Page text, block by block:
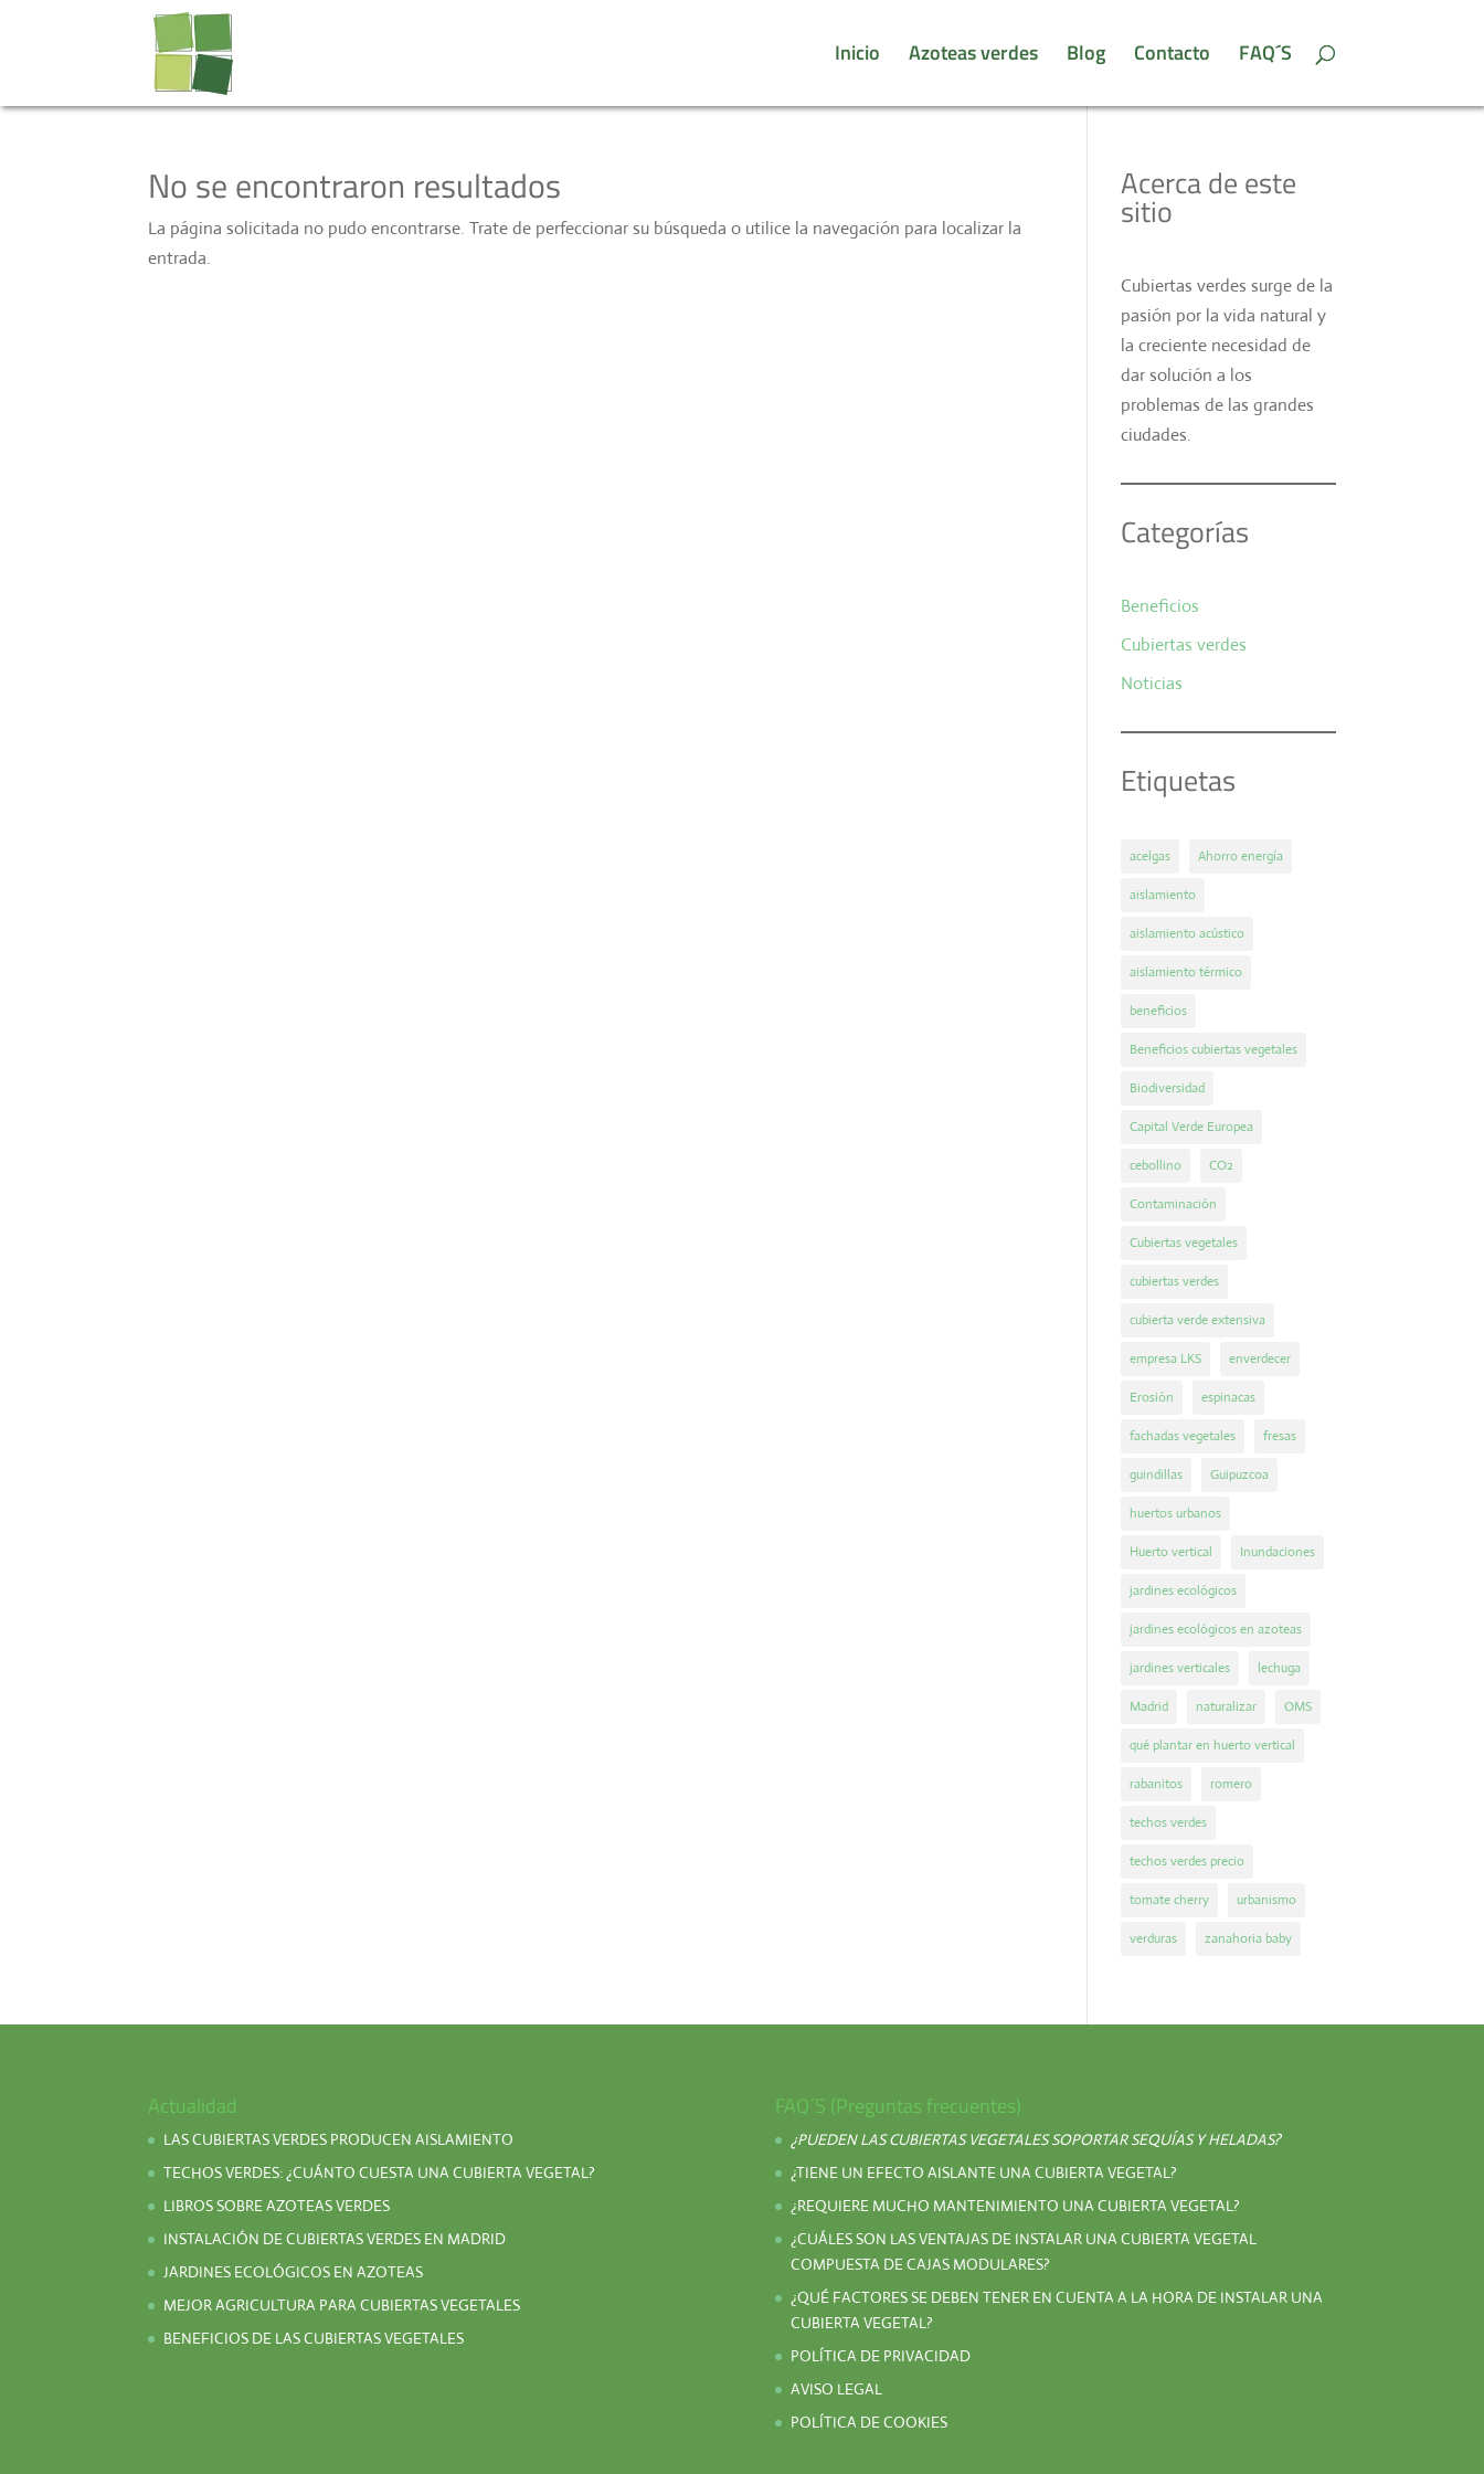
Inicio Azoteas verdes Blog Contacto FAQ´S
No se encontraron resultados
La página solicitada no pudo encontrarse. Trate de perfeccionar su búsqueda o utilice la navegación para localizar la
entrada.
Acerca de este
sitio
Cubiertas verdes surge de la
pasión por la vida natural y
la creciente necesidad de
dar solución a los
problemas de las grandes
ciudades.
Categorías
Beneficios
Cubiertas verdes
Noticias
Etiquetas
acelgas Ahorro energía
aislamiento
aislamiento acústico
aislamiento térmico
beneficios
Beneficios cubiertas vegetales
Biodiversidad
Capital Verde Europea
cebollino CO2
Contaminación
Cubiertas vegetales
cubiertas verdes
cubierta verde extensiva
empresa LKS enverdecer
Erosión espinacas
fachadas vegetales fresas
guindillas Guipuzcoa
huertos urbanos
Huerto vertical Inundaciones
jardines ecológicos
jardines ecológicos en azoteas
jardines verticales lechuga
Madrid naturalizar OMS
qué plantar en huerto vertical
rabanitos romero
techos verdes
techos verdes precio
tomate cherry urbanismo
verduras zanahoria baby
Actualidad
LAS CUBIERTAS VERDES PRODUCEN AISLAMIENTO
TECHOS VERDES: ¿CUÁNTO CUESTA UNA CUBIERTA VEGETAL?
LIBROS SOBRE AZOTEAS VERDES
INSTALACIÓN DE CUBIERTAS VERDES EN MADRID
JARDINES ECOLÓGICOS EN AZOTEAS
MEJOR AGRICULTURA PARA CUBIERTAS VEGETALES
BENEFICIOS DE LAS CUBIERTAS VEGETALES
FAQ´S (Preguntas frecuentes)
¿PUEDEN LAS CUBIERTAS VEGETALES SOPORTAR SEQUÍAS Y HELADAS?
¿TIENE UN EFECTO AISLANTE UNA CUBIERTA VEGETAL?
¿REQUIERE MUCHO MANTENIMIENTO UNA CUBIERTA VEGETAL?
¿CUÁLES SON LAS VENTAJAS DE INSTALAR UNA CUBIERTA VEGETAL
COMPUESTA DE CAJAS MODULARES?
¿QUÉ FACTORES SE DEBEN TENER EN CUENTA A LA HORA DE INSTALAR UNA
CUBIERTA VEGETAL?
POLÍTICA DE PRIVACIDAD
AVISO LEGAL
POLÍTICA DE COOKIES